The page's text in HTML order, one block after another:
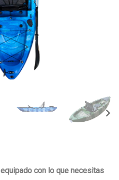
con lo que necesitas